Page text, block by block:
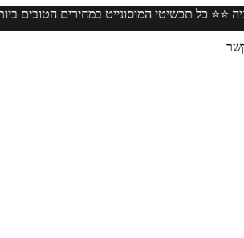
על כל קניה ⭐️⭐️ כל תכשיטי המוסונייט